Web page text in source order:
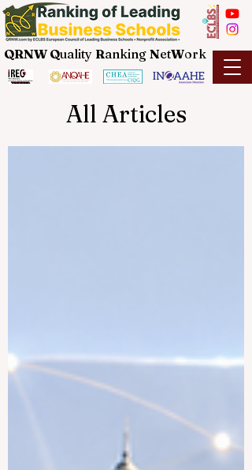
QRNW Quality Ranking NetWork
All Articles